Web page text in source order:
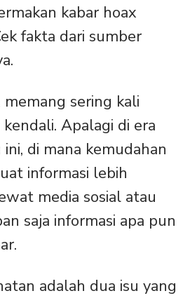
kabar hoax
fakta dari sumber
memang sering kali
Apalagi di era
di mana kemudahan
informasi lebih
media sosial atau
saja informasi apa pun
adalah dua isu yang